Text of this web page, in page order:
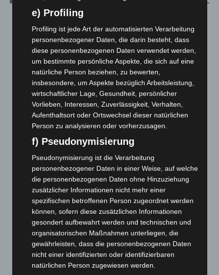
August 2026(15)
Juli 2026(73)
Juni 2026
Mai 2026(99)
April 2026(99)
März 2026(115)
Februar 2026(109)
Januar 2026(122)
November 2025
(114)
Oktober 2025(112)
September 2025(93)
August 2025(90)
Juli 2025(90)
Juni 2025(103)
Mai 2025(112)
April 2025(88)
März 2025(111)
e) Profiling
Profiling ist jede Art der automatisierten Verarbeitung
personenbezogener Daten, die darin besteht, dass
diese personenbezogenen Daten verwendet werden,
um bestimmte persönliche Aspekte, die sich auf eine
natürliche Person beziehen, zu bewerten,
insbesondere, um Aspekte bezüglich Arbeitsleistung,
wirtschaftlicher Lage, Gesundheit, persönlicher
Vorlieben, Interessen, Zuverlässigkeit, Verhalten,
Aufenthaltsort oder Ortswechsel dieser natürlichen
Person zu analysieren oder vorherzusagen.
f) Pseudonymisierung
Pseudonymisierung ist die Verarbeitung
personenbezogener Daten in einer Weise, auf welche
die personenbezogenen Daten ohne Hinzuziehung
zusätzlicher Informationen nicht mehr einer
spezifischen betroffenen Person zugeordnet werden
können, sofern diese zusätzlichen Informationen
gesondert aufbewahrt werden und technischen und
organisatorischen Maßnahmen unterliegen, die
gewährleisten, dass die personenbezogenen Daten
nicht einer identifizierten oder identifizierbaren
natürlichen Person zugewiesen werden.